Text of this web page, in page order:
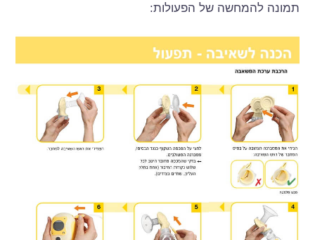
תמונה להמחשה של הפעולות: